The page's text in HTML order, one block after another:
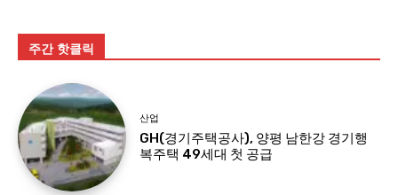
주간 핫클릭
산업
GH(경기주택공사), 양평 남한강 경기행
복주택 49세대 첫 공급